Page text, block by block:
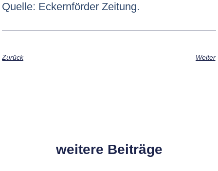
Quelle: Eckernförder Zeitung.
Zurück Weiter
weitere Beiträge